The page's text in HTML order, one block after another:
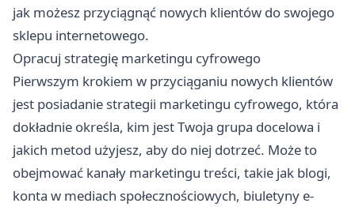
jak możesz przyciągnąć nowych klientów do swojego
sklepu internetowego.
Opracuj strategię marketingu cyfrowego
Pierwszym krokiem w przyciąganiu nowych klientów
jest posiadanie strategii marketingu cyfrowego, która
dokładnie określa, kim jest Twoja grupa docelowa i
jakich metod użyjesz, aby do niej dotrzeć. Może to
obejmować kanały marketingu treści, takie jak blogi,
konta w mediach społecznościowych, biuletyny e-